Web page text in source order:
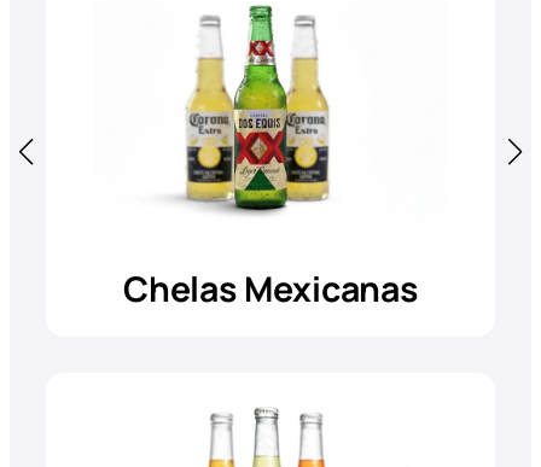
Chelas Mexicanas